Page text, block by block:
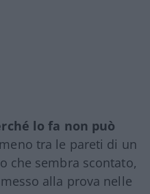
lo fa non può
tra le pareti di un
che sembra scontato,
alla prova nelle